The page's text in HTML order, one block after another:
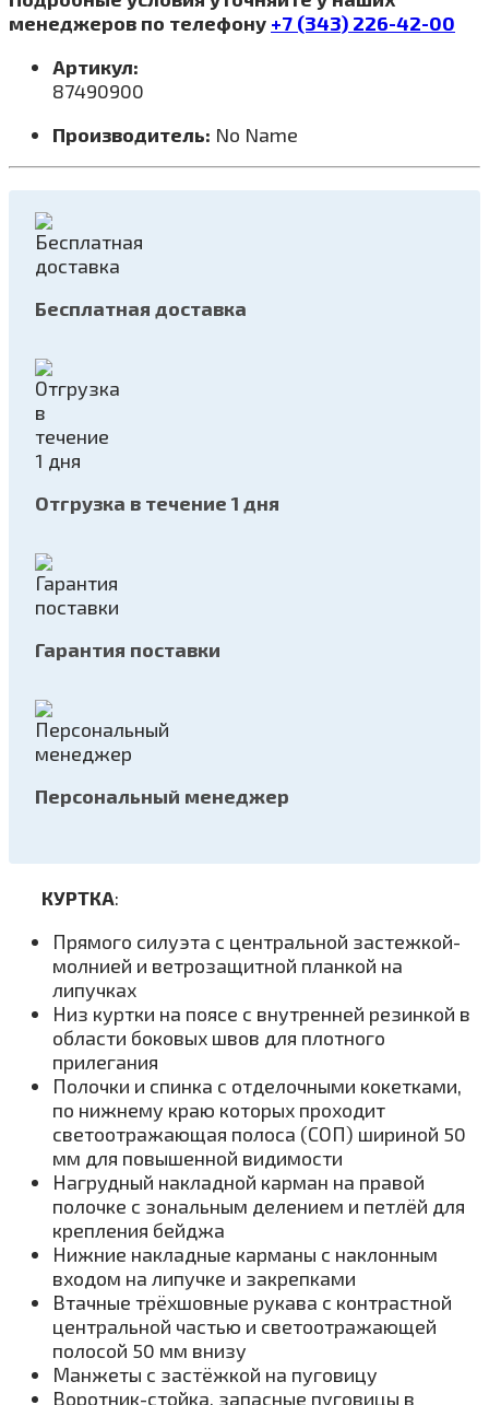
менеджеров по телефону +7 (343) 226-42-00
Артикул:
87490900
Производитель: No Name
Бесплатная доставка
Отгрузка в течение 1 дня
Гарантия поставки
Персональный менеджер
КУРТКА:
Прямого силуэта с центральной застежкой-
молнией и ветрозащитной планкой на
липучках
Низ куртки на поясе с внутренней резинкой в
области боковых швов для плотного
прилегания
Полочки и спинка с отделочными кокетками,
по нижнему краю которых проходит
светоотражающая полоса (СОП) шириной 50
мм для повышенной видимости
Нагрудный накладной карман на правой
полочке с зональным делением и петлёй для
крепления бейджа
Нижние накладные карманы с наклонным
входом на липучке и закрепками
Втачные трёхшовные рукава с контрастной
центральной частью и светоотражающей
полосой 50 мм внизу
Манжеты с застёжкой на пуговицу
Воротник-стойка, запасные пуговицы в